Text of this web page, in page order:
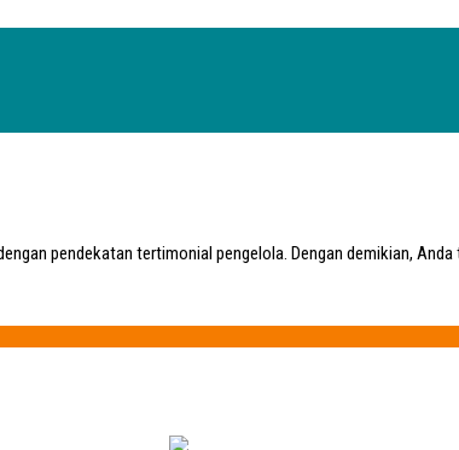
pendekatan tertimonial pengelola. Dengan demikian,